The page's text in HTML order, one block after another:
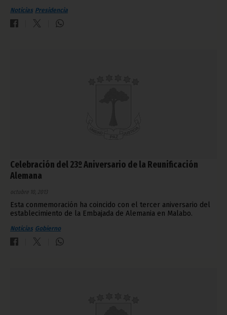
Noticias Presidencia
Celebración del 23º Aniversario de la Reunificación
Alemana
octubre 10, 2013
Esta conmemoración ha coincido con el tercer aniversario del
establecimiento de la Embajada de Alemania en Malabo.
Noticias Gobierno